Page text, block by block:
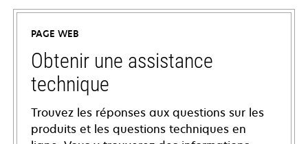
PAGE WEB
Obtenir une assistance
technique
Trouvez les réponses aux questions sur les
produits et les questions techniques en